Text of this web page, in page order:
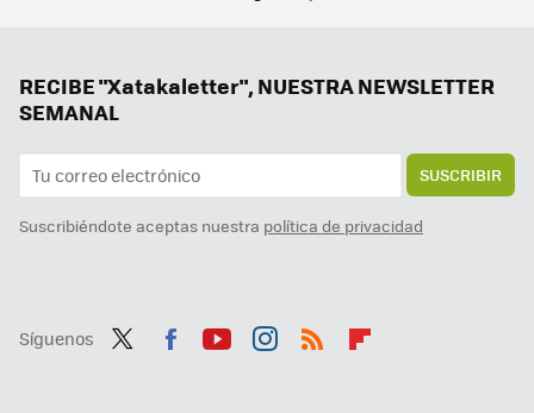
RECIBE "Xatakaletter", NUESTRA NEWSLETTER
SEMANAL
SUSCRIBIR
Suscribiéndote aceptas nuestra política de privacidad
Síguenos